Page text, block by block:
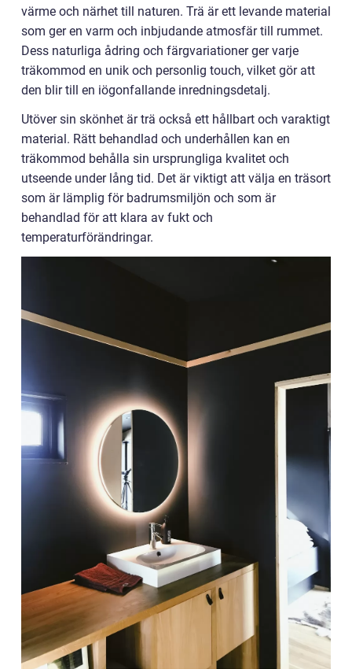
värme och närhet till naturen. Trä är ett levande material
som ger en varm och inbjudande atmosfär till rummet.
Dess naturliga ådring och färgvariationer ger varje
träkommod en unik och personlig touch, vilket gör att
den blir till en iögonfallande inredningsdetalj.
Utöver sin skönhet är trä också ett hållbart och varaktigt
material. Rätt behandlad och underhållen kan en
träkommod behålla sin ursprungliga kvalitet och
utseende under lång tid. Det är viktigt att välja en träsort
som är lämplig för badrumsmiljön och som är
behandlad för att klara av fukt och
temperaturförändringar.